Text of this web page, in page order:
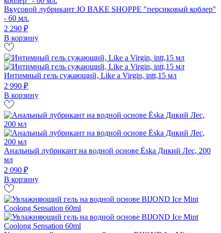
Вкусовой лубрикант JO BAKE SHOPPE "персиковый коблер"
- 60 мл.
2 290 ₽
В корзину
Интимный гель сужающий, Like a Virgin, intt,15 мл
2 990 ₽
В корзину
Анальный лубрикант на водной основе Ёska Дикий Лес, 200
мл
2 090 ₽
В корзину